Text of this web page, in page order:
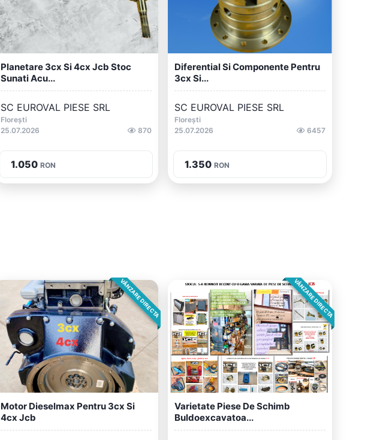
Planetare 3cx Si 4cx Jcb Stoc
Sunati Acu...
SC EUROVAL PIESE SRL
Florești
25.07.2026
870
1.050 RON
Diferential Si Componente Pentru
3cx Si...
SC EUROVAL PIESE SRL
Florești
25.07.2026
6457
1.350 RON
VÂNZARE DIRECTA
Motor Dieselmax Pentru 3cx Si
4cx Jcb
VÂNZARE DIRECTA
Varietate Piese De Schimb
Buldoexcavatoa...